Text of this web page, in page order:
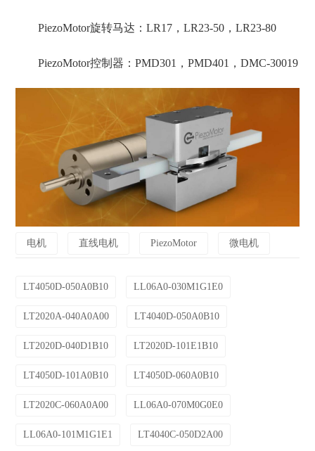
PiezoMotor旋转马达：LR17，LR23-50，LR23-80
PiezoMotor控制器：PMD301，PMD401，DMC-30019
电机 直线电机 PiezoMotor 微电机
LT4050D-050A0B10 LL06A0-030M1G1E0
LT2020A-040A0A00 LT4040D-050A0B10
LT2020D-040D1B10 LT2020D-101E1B10
LT4050D-101A0B10 LT4050D-060A0B10
LT2020C-060A0A00 LL06A0-070M0G0E0
LL06A0-101M1G1E1 LT4040C-050D2A00